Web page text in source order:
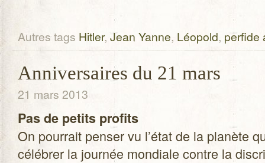
Autres tags Hitler, Jean Yanne, Léopold, perfide
Anniversaires du 21 mars
21 mars 2013
Pas de petits pro­fits
On pour­rait pen­ser vu l’état de la pla­nète
célé­brer la jour­née mon­diale contre la